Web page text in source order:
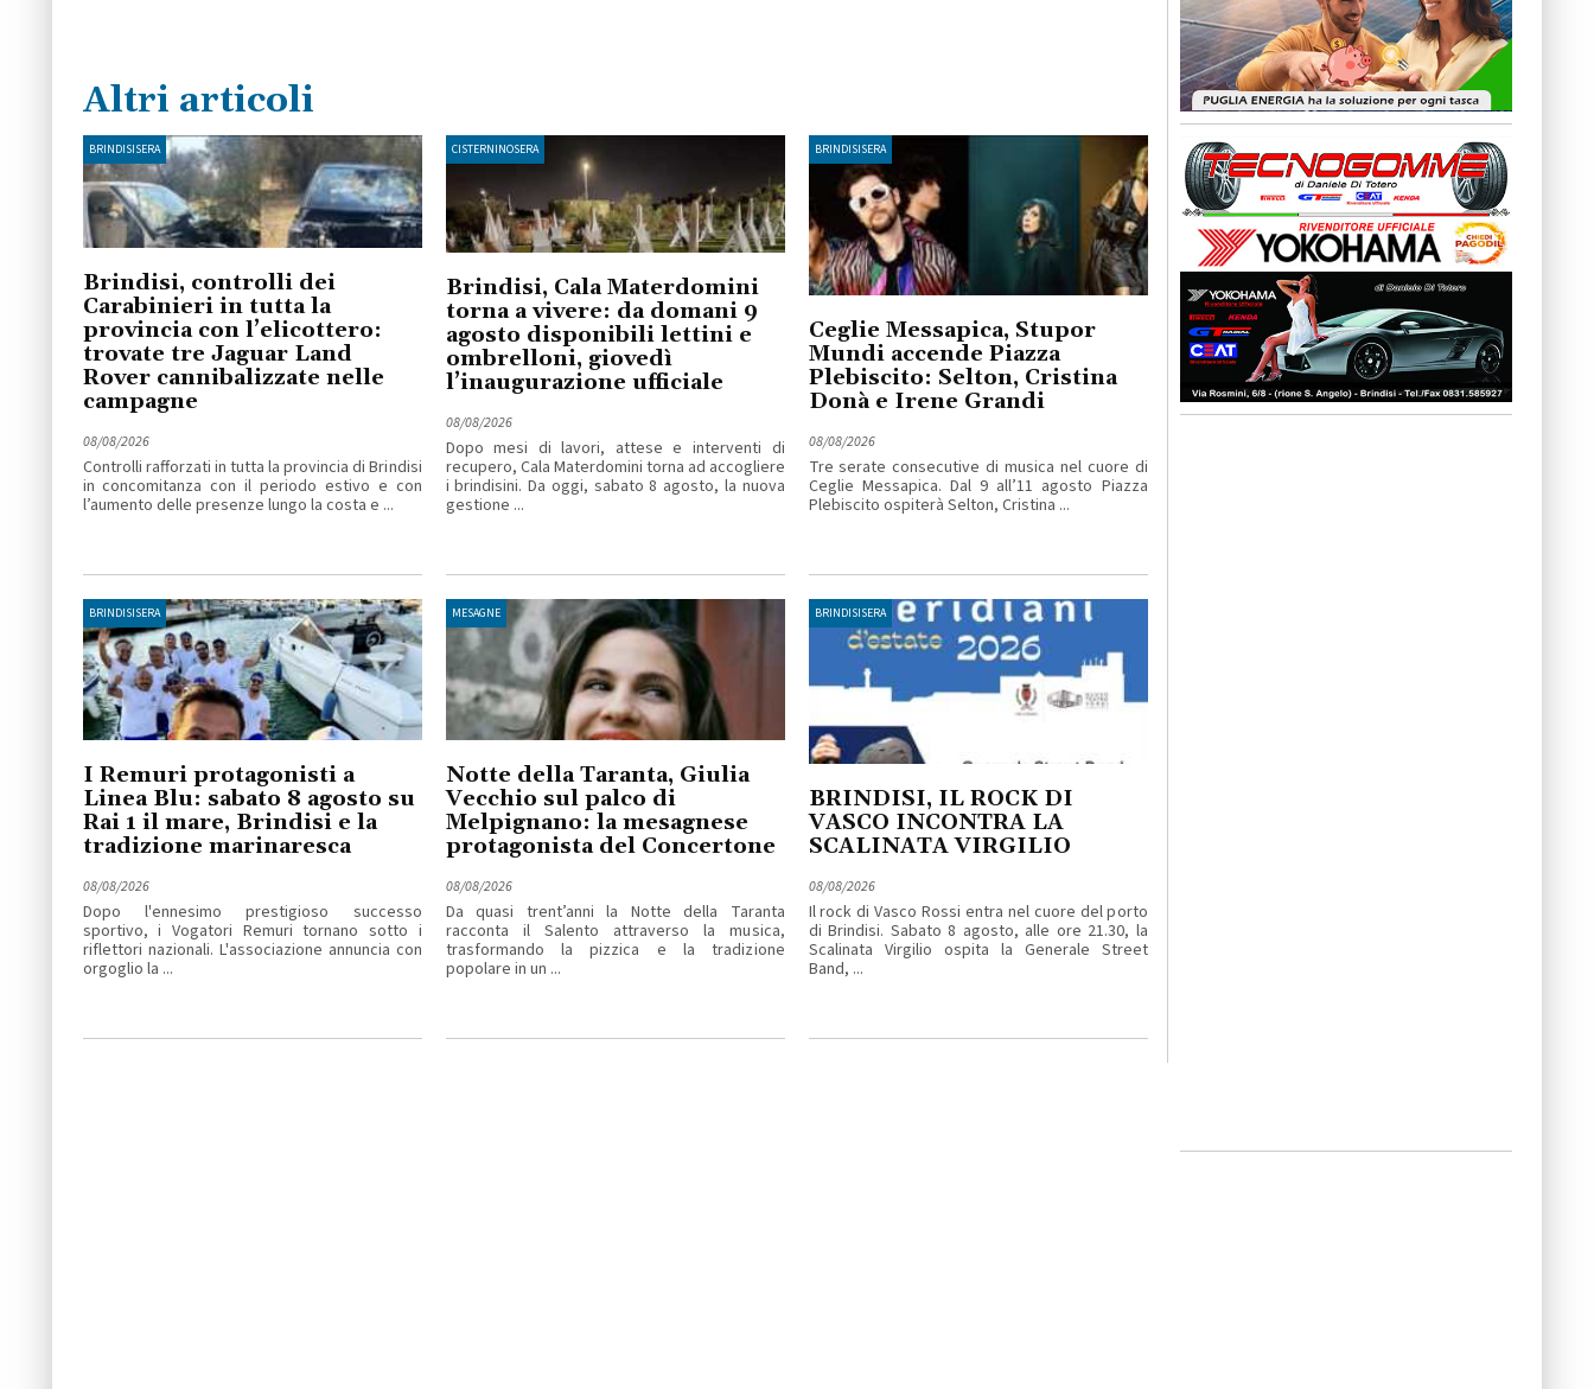
Altri articoli
BRINDISISERA
Brindisi, controlli dei
Carabinieri in tutta la
provincia con l’elicottero:
trovate tre Jaguar Land
Rover cannibalizzate nelle
campagne
08/08/2026
Controlli rafforzati in tutta la provincia di Brindisi
in concomitanza con il periodo estivo e con
l’aumento delle presenze lungo la costa e ...
CISTERNINOSERA
Brindisi, Cala Materdomini
torna a vivere: da domani 9
agosto disponibili lettini e
ombrelloni, giovedì
l’inaugurazione ufficiale
08/08/2026
Dopo mesi di lavori, attese e interventi di
recupero, Cala Materdomini torna ad accogliere
i brindisini. Da oggi, sabato 8 agosto, la nuova
gestione ...
BRINDISISERA
Ceglie Messapica, Stupor
Mundi accende Piazza
Plebiscito: Selton, Cristina
Donà e Irene Grandi
08/08/2026
Tre serate consecutive di musica nel cuore di
Ceglie Messapica. Dal 9 all’11 agosto Piazza
Plebiscito ospiterà Selton, Cristina ...
BRINDISISERA
I Remuri protagonisti a
Linea Blu: sabato 8 agosto su
Rai 1 il mare, Brindisi e la
tradizione marinaresca
08/08/2026
Dopo l'ennesimo prestigioso successo
sportivo, i Vogatori Remuri tornano sotto i
riflettori nazionali. L'associazione annuncia con
orgoglio la ...
MESAGNE
Notte della Taranta, Giulia
Vecchio sul palco di
Melpignano: la mesagnese
protagonista del Concertone
08/08/2026
Da quasi trent’anni la Notte della Taranta
racconta il Salento attraverso la musica,
trasformando la pizzica e la tradizione
popolare in un ...
BRINDISISERA
BRINDISI, IL ROCK DI
VASCO INCONTRA LA
SCALINATA VIRGILIO
08/08/2026
Il rock di Vasco Rossi entra nel cuore del porto
di Brindisi. Sabato 8 agosto, alle ore 21.30, la
Scalinata Virgilio ospita la Generale Street
Band, ...